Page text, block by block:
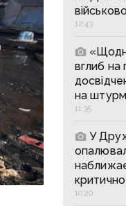
12:43
вглиб на
на
11:35
У
10:20